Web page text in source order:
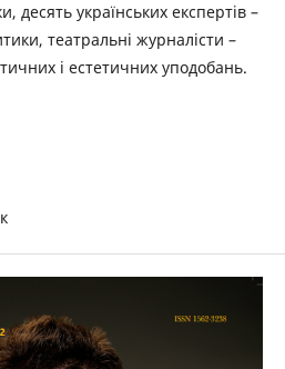
десять українських експертів –
театральні журналісти –
і естетичних уподобань.